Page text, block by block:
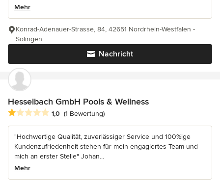
Mehr
Nachricht
Konrad-Adenauer-Strasse, 84, 42651 Nordrhein-Westfalen -
Solingen
Hesselbach GmbH Pools & Wellness
Durchschnittliche Bewertung: 1 von 5 Sternen
1,0 (1 Bewertung)
"Hochwertige Qualität, zuverlässiger Service und 100%ige
Kundenzufriedenheit stehen für mein engagiertes Team und
mich an erster Stelle" Johan...
Mehr